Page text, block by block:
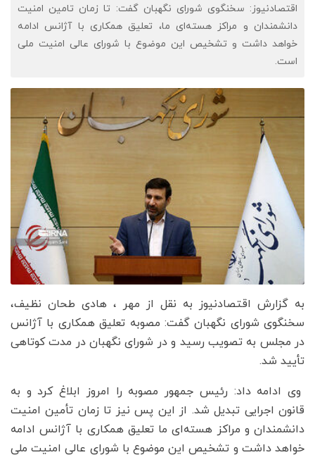
اقتصادنیوز: سخنگوی شورای نگهبان گفت: تا زمان تامین امنیت
دانشمندان و مراکز هسته‌ای ما، تعلیق همکاری با آژانس ادامه
خواهد داشت و تشخیص این موضوع با شورای عالی امنیت ملی
است.
به گزارش اقتصادنیوز به نقل از مهر ، هادی طحان نظیف،
سخنگوی شورای نگهبان گفت: مصوبه تعلیق همکاری با آژانس
در مجلس به تصویب رسید و در شورای نگهبان در مدت کوتاهی
تأیید شد.
وی ادامه داد: رئیس جمهور مصوبه را امروز ابلاغ کرد و به
قانون اجرایی تبدیل شد. از این پس نیز تا زمان تأمین امنیت
دانشمندان و مراکز هسته‌ای ما تعلیق همکاری با آژانس ادامه
خواهد داشت و تشخیص این موضوع با شورای عالی امنیت ملی